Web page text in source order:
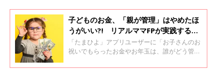
子どものお金、「親が管理」はやめたほ
うがいい?! リアルママFPが実践する金
銭教育３ステップ
「たまひよ」アプリユーザーに「お子さんのお
祝いでもらったお金やお年玉は、誰がどう管理
という家庭が多いので「親が管理」が９割を超